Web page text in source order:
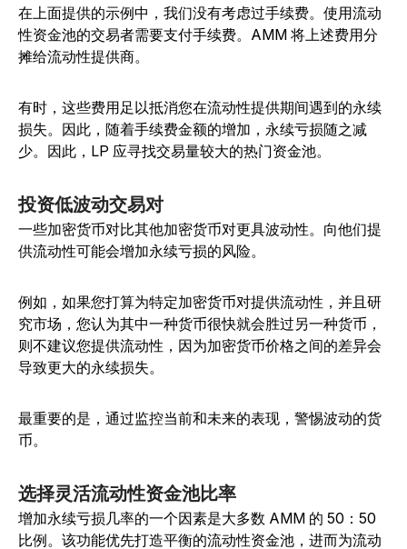
在上面提供的示例中，我们没有考虑过手续费。使用流动
性资金池的交易者需要支付手续费。AMM 将上述费用分
摊给流动性提供商。
有时，这些费用足以抵消您在流动性提供期间遇到的永续
损失。因此，随着手续费金额的增加，永续亏损随之减
少。因此，LP 应寻找交易量较大的热门资金池。
投资低波动交易对
一些加密货币对比其他加密货币对更具波动性。向他们提
供流动性可能会增加永续亏损的风险。
例如，如果您打算为特定加密货币对提供流动性，并且研
究市场，您认为其中一种货币很快就会胜过另一种货币，
则不建议您提供流动性，因为加密货币价格之间的差异会
导致更大的永续损失。
最重要的是，通过监控当前和未来的表现，警惕波动的货
币。
选择灵活流动性资金池比率
增加永续亏损几率的一个因素是大多数 AMM 的 50：50
比例。该功能优先打造平衡的流动性资金池，进而为流动